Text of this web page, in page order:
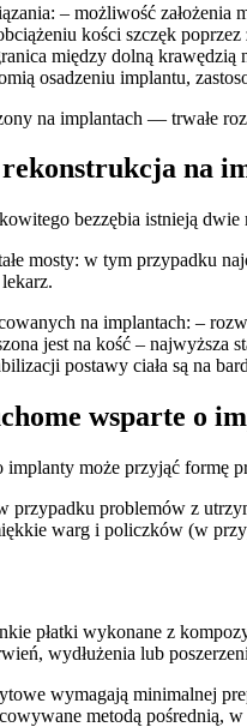
– możliwość
kości szczęk
między dolną krawędzią
osadzeniu implantu,
na implantach — trwałe
rekonstrukcja na
bezzębia istnieją
mosty: w tym przypadku
na implantach: –
jest na kość –
postawy ciała są na
wsparte o
implanty może przyjąć formę
przypadku problemów z
warg i policzków (w
płatki wykonane z
wydłużenia lub
wymagają minimalnej
metodą pośrednią,